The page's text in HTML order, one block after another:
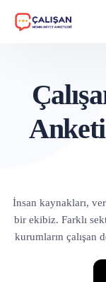
İnsan kaynakları,
bir ekibiz. Farklı
kurumların çalışan